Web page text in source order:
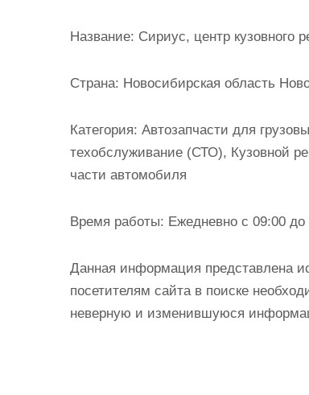
Название: Сириус, центр кузовного
Страна: Новосибирская область
Категория: Автозапчасти для
техобслуживание (СТО), Кузовной
части автомобиля
Время работы: Ежедневно с 09:00 до
Данная информация представлена
посетителям сайта в поиске
неверную и изменившуюся